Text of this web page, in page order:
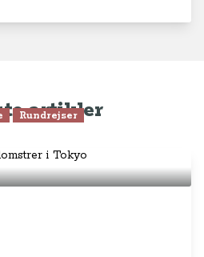
artikler
Rundrejser